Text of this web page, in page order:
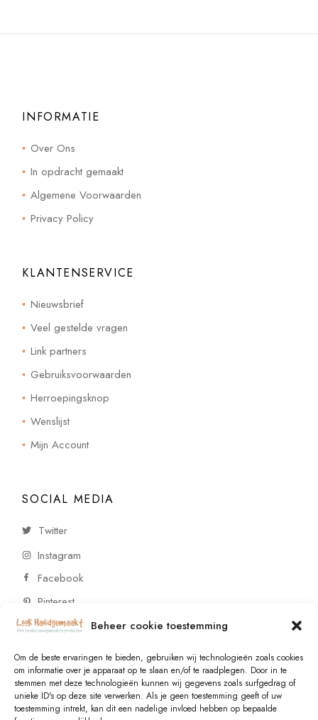
Beheer cookie toestemming
Om de beste ervaringen te bieden, gebruiken wij technologieën zoals cookies
om informatie over je apparaat op te slaan en/of te raadplegen. Door in te
stemmen met deze technologieën kunnen wij gegevens zoals surfgedrag of
unieke ID's op deze site verwerken. Als je geen toestemming geeft of uw
toestemming intrekt, kan dit een nadelige invloed hebben op bepaalde
INFORMATIE
Over Ons
In opdracht gemaakt
Algemene Voorwaarden
Privacy Policy
KLANTENSERVICE
Nieuwsbrief
Veel gestelde vragen
Link partners
Gebruiksvoorwaarden
Herroepingsknop
Wenslijst
Mijn Account
SOCIAL MEDIA
Twitter
Instagram
Facebook
Pinterest
CONTACT
Vragen of wensen? Neem contact op!
+31 (0)6 229 021 29